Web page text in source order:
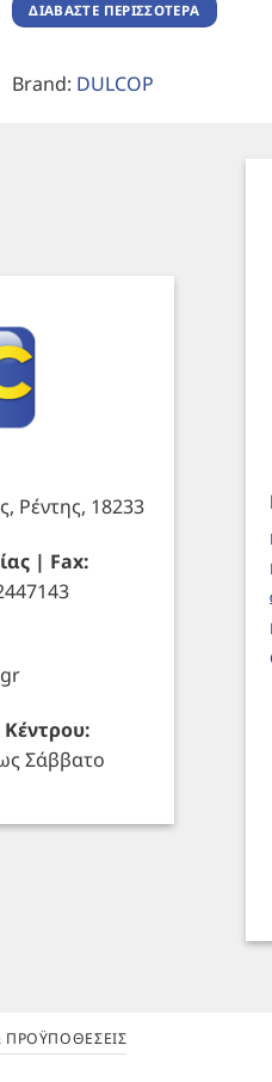
ΔΙΑΒΆΣΤΕ ΠΕΡΙΣΣΌΤΕΡΑ
Brand: DULCOP
Ρέντης, 18233
| Fax:
Σάββατο
ΠΡΟΫΠΟΘΈΣΕΙΣ